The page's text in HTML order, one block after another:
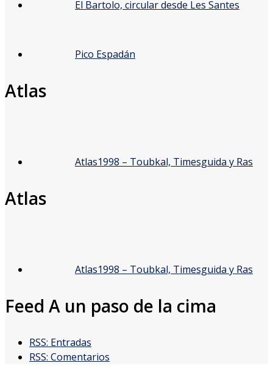
El Bartolo, circular desde Les Santes
Pico Espadán
Atlas
Atlas1998 – Toubkal, Timesguida y Ras
Atlas
Atlas1998 – Toubkal, Timesguida y Ras
Feed A un paso de la cima
RSS: Entradas
RSS: Comentarios